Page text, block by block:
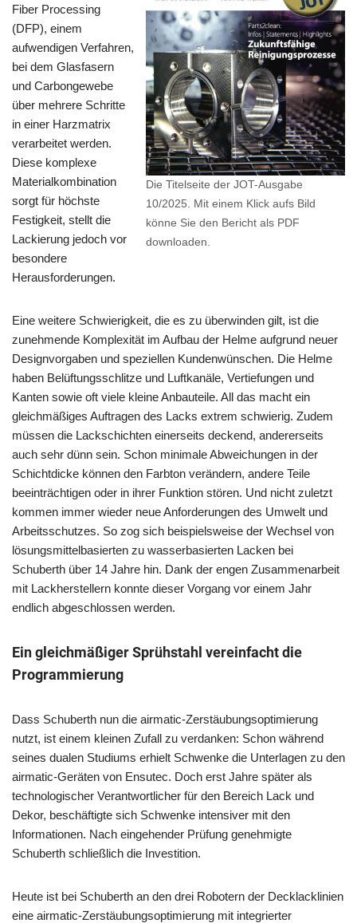
Die Titelseite der JOT-Ausgabe
10/2025. Mit einem Klick aufs Bild
könne Sie den Bericht als PDF
downloaden.
Fiber Processing
(DFP), einem
aufwendigen Verfahren,
bei dem Glasfasern
und Carbongewebe
über mehrere Schritte
in einer Harzmatrix
verarbeitet werden.
Diese komplexe
Materialkombination
sorgt für höchste
Festigkeit, stellt die
Lackierung jedoch vor
besondere
Herausforderungen.
Eine weitere Schwierigkeit, die es zu überwinden gilt, ist die
zunehmende Komplexität im Aufbau der Helme aufgrund neuer
Designvorgaben und speziellen Kundenwünschen. Die Helme
haben Belüftungsschlitze und Luftkanäle, Vertiefungen und
Kanten sowie oft viele kleine Anbauteile. All das macht ein
gleichmäßiges Auftragen des Lacks extrem schwierig. Zudem
müssen die Lackschichten einerseits deckend, andererseits
auch sehr dünn sein. Schon minimale Abweichungen in der
Schichtdicke können den Farbton verändern, andere Teile
beeinträchtigen oder in ihrer Funktion stören. Und nicht zuletzt
kommen immer wieder neue Anforderungen des Umwelt und
Arbeitsschutzes. So zog sich beispielsweise der Wechsel von
lösungsmittelbasierten zu wasserbasierten Lacken bei
Schuberth über 14 Jahre hin. Dank der engen Zusammenarbeit
mit Lackherstellern konnte dieser Vorgang vor einem Jahr
endlich abgeschlossen werden.
Ein gleichmäßiger Sprühstahl vereinfacht die
Programmierung
Dass Schuberth nun die airmatic-Zerstäubungsoptimierung
nutzt, ist einem kleinen Zufall zu verdanken: Schon während
seines dualen Studiums erhielt Schwenke die Unterlagen zu den
airmatic-Geräten von Ensutec. Doch erst Jahre später als
technologischer Verantwortlicher für den Bereich Lack und
Dekor, beschäftigte sich Schwenke intensiver mit den
Informationen. Nach eingehender Prüfung genehmigte
Schuberth schließlich die Investition.
Heute ist bei Schuberth an den drei Robotern der Decklacklinien
eine airmatic-Zerstäubungsoptimierung mit integrierter